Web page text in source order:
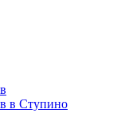
в Ступино